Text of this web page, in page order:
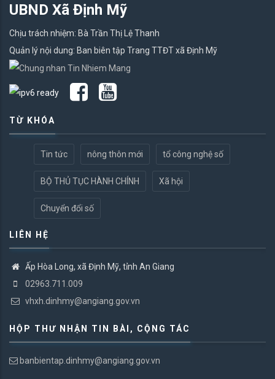
UBND Xã Định Mỹ
Chịu trách nhiệm: Bà Trần Thị Lệ Thanh
Quản lý nội dung: Ban biên tập Trang TTĐT xã Định Mỹ
TỪ KHÓA
Tin tức nông thôn mới tổ công nghệ số
BỘ THỦ TỤC HÀNH CHÍNH Xã hội
Chuyển đổi số
LIÊN HỆ
Ấp Hòa Long, xã Định Mỹ, tỉnh An Giang
02963.711.009
vhxh.dinhmy@angiang.gov.vn
HỘP THƯ NHẬN TIN BÀI, CỘNG TÁC
banbientap.dinhmy@angiang.gov.vn